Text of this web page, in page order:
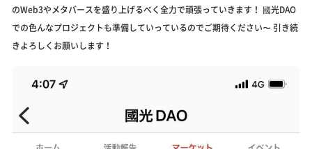
のWeb3やメタバースを盛り上げるべく全力で頑張っていきます！ 國光DAO
での色んなプロジェクトも準備していっているのでご期待ください〜 引き続
きよろしくお願いします！